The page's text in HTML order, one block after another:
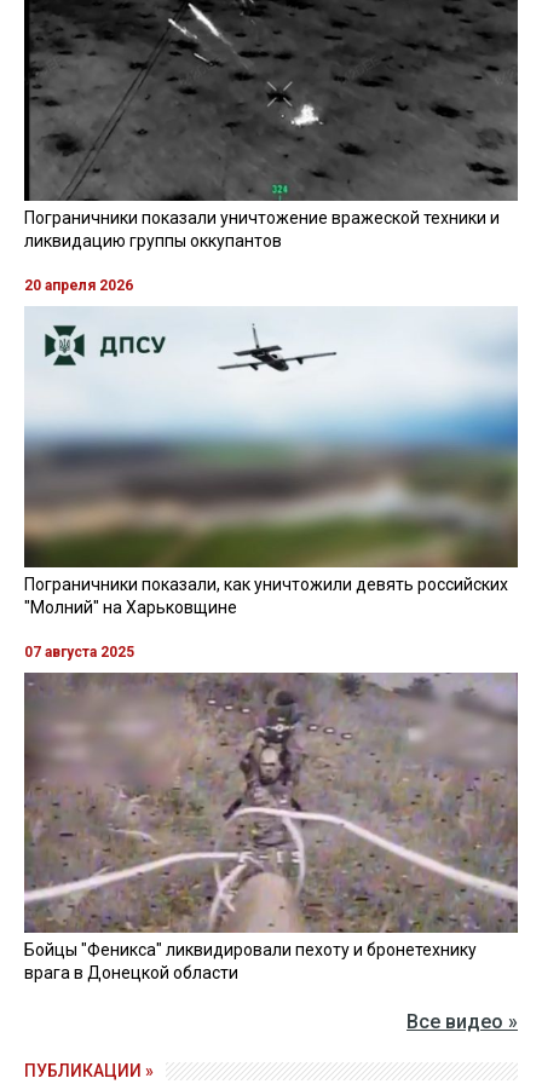
Пограничники показали уничтожение вражеской техники и
ликвидацию группы оккупантов
20 апреля 2026
Пограничники показали, как уничтожили девять российских
"Молний" на Харьковщине
07 августа 2025
Бойцы "Феникса" ликвидировали пехоту и бронетехнику
врага в Донецкой области
Все видео »
ПУБЛИКАЦИИ »